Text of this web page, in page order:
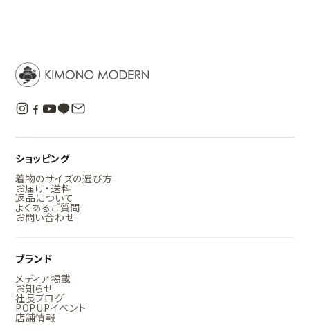
ショッピング
着物のサイズの選び方
お届け・送料
返品について
よくあるご質問
お問い合わせ
ブランド
メディア掲載
お知らせ
社長ブログ
POPUPイベント
店舗情報